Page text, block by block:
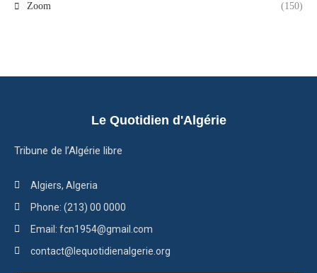
Zoom (150)
Le Quotidien d'Algérie
Tribune de l’Algérie libre
Algiers, Algeria
Phone: (213) 00 0000
Email: fcn1954@gmail.com
contact@lequotidienalgerie.org